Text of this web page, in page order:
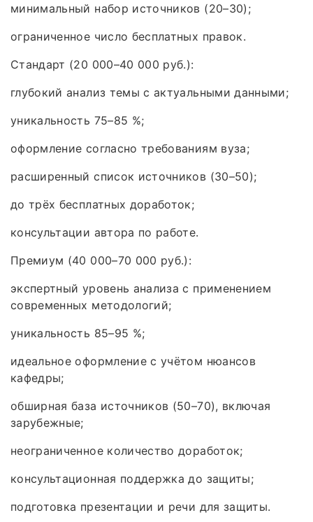
минимальный набор источников (20–30);
ограниченное число бесплатных правок.
Стандарт (20 000–40 000 руб.):
глубокий анализ темы с актуальными данными;
уникальность 75–85 %;
оформление согласно требованиям вуза;
расширенный список источников (30–50);
до трёх бесплатных доработок;
консультации автора по работе.
Премиум (40 000–70 000 руб.):
экспертный уровень анализа с применением
современных методологий;
уникальность 85–95 %;
идеальное оформление с учётом нюансов
кафедры;
обширная база источников (50–70), включая
зарубежные;
неограниченное количество доработок;
консультационная поддержка до защиты;
подготовка презентации и речи для защиты.